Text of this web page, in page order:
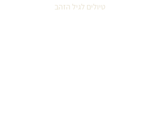
טיולים לגיל הזהב